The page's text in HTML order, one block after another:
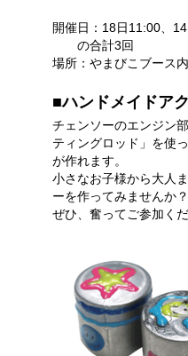
開催日：18日
の合計3回
場所：やまびこブース
■ハンドメイドア
チェンソーのエンジン
ティングロッド」を使
が作れます。
小さなお子様から大人
ーを作ってみませんか？
ぜひ、奮ってご参加くだ